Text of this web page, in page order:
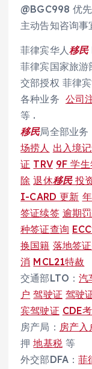
@BGC998 优
主动告知咨询事
菲律宾华人移民
菲律宾国家旅
交部授权 菲律
各种业务 公司
等 .
移民局全部业务
场捞人 出入境
证 TRV 9F 学生
除 退休移民 投
I-CARD 更新
签证续签 逾期
种签证查询
换国籍 落地签
消 MCL21特赦
交通部LTO：汽
户 驾驶证 驾驶
宾驾驶证 CDE
房产局： 房产
押地基税等
外交部DFA：菲